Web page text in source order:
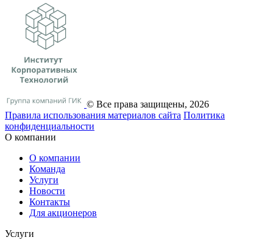
© Все права защищены, 2026
Правила использования материалов сайта Политика
конфиденциальности
О компании
О компании
Команда
Услуги
Новости
Контакты
Для акционеров
Услуги